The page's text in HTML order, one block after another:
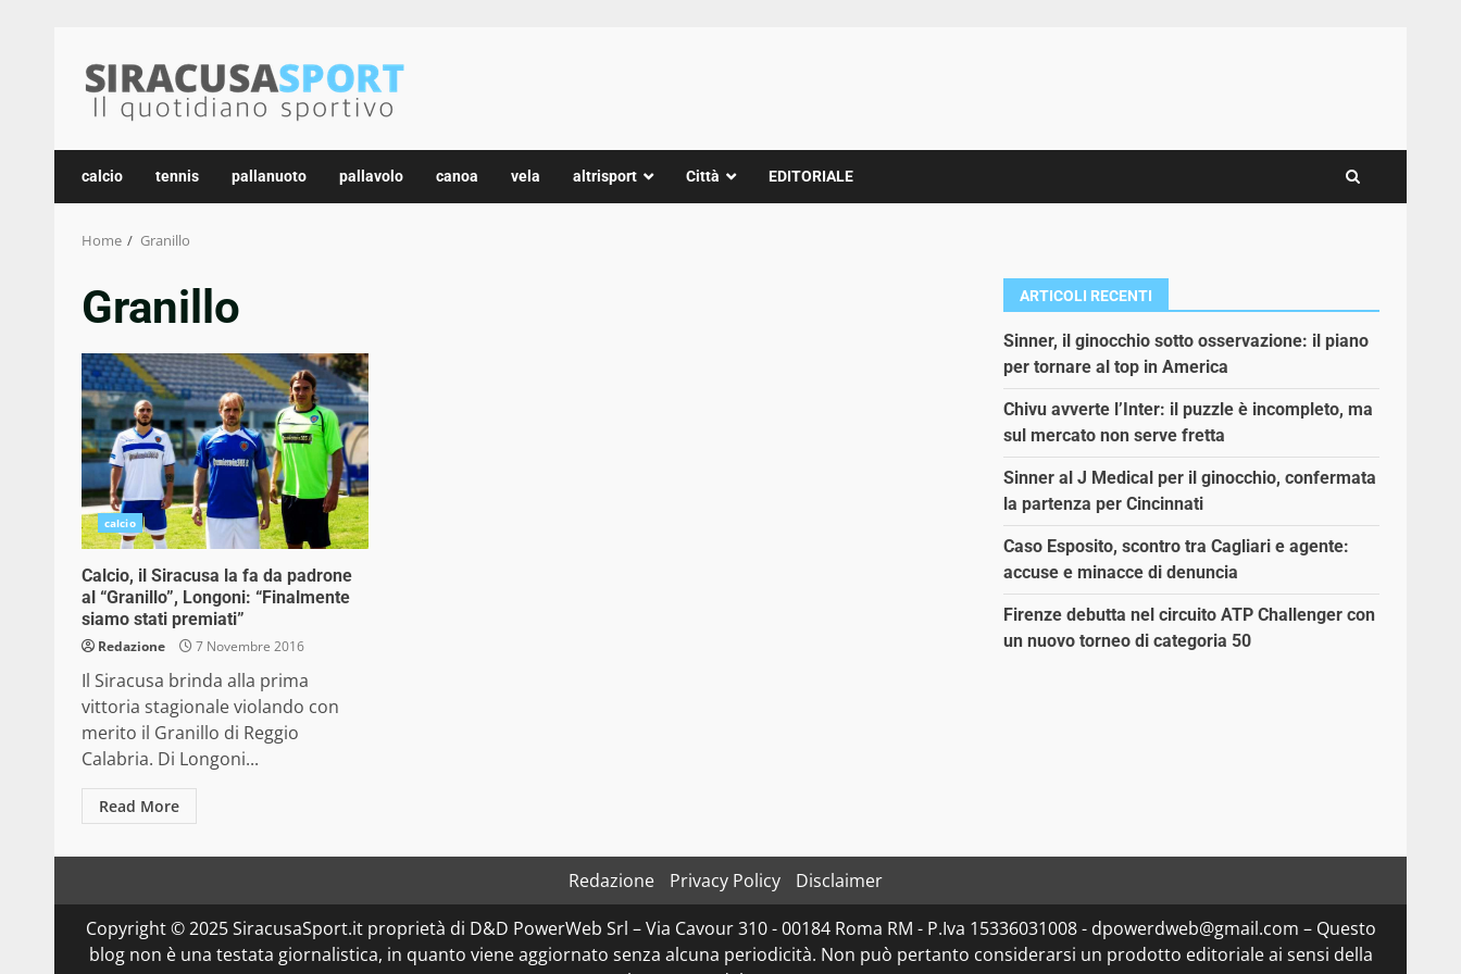
content
calcio tennis pallanuoto pallavolo canoa vela altrisport Città EDITORIALE
Home Granillo
Granillo
calcio
Calcio, il Siracusa la fa da padrone
al “Granillo”, Longoni: “Finalmente
siamo stati premiati”
Redazione 7 Novembre 2016
Il Siracusa brinda alla prima
vittoria stagionale violando con
merito il Granillo di Reggio
Calabria. Di Longoni...
Read More
ARTICOLI RECENTI
Sinner, il ginocchio sotto osservazione: il piano
per tornare al top in America
Chivu avverte l’Inter: il puzzle è incompleto, ma
sul mercato non serve fretta
Sinner al J Medical per il ginocchio, confermata
la partenza per Cincinnati
Caso Esposito, scontro tra Cagliari e agente:
accuse e minacce di denuncia
Firenze debutta nel circuito ATP Challenger con
un nuovo torneo di categoria 50
Redazione Privacy Policy
Disclaimer
Copyright © 2025 SiracusaSport.it proprietà di D&D PowerWeb Srl – Via Cavour 310 - 00184 Roma RM - P.Iva 15336031008 - dpowerdweb@gmail.com – Questo
blog non è una testata giornalistica, in quanto viene aggiornato senza alcuna periodicità. Non può pertanto considerarsi un prodotto editoriale ai sensi della